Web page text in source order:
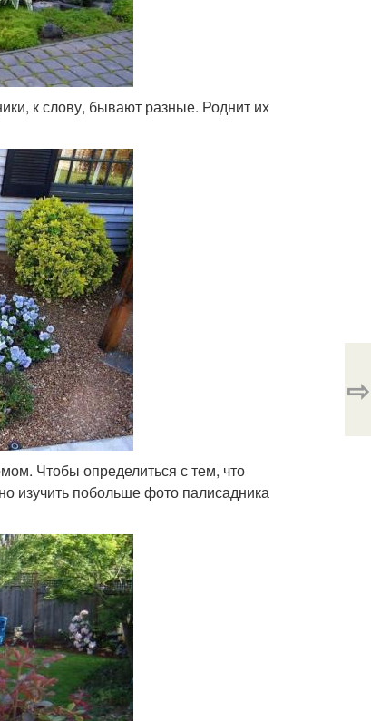
к слову, бывают разные. Роднит их
Чтобы определиться с тем, что
изучить побольше фото палисадника
⇨